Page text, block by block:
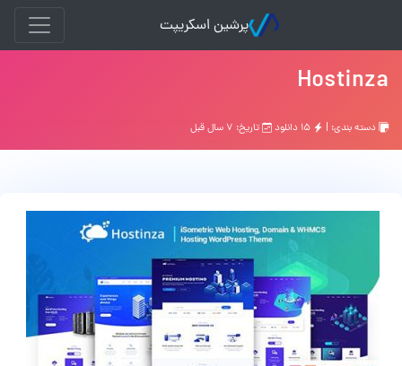
پرشین اسکریپت
Hostinza
دسته بندی: | تاریخ: ۷ سال قبل